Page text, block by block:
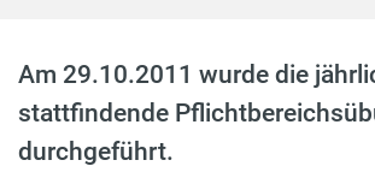
Am 29.10.2011 wurde die
stattfindende
durchgeführt.